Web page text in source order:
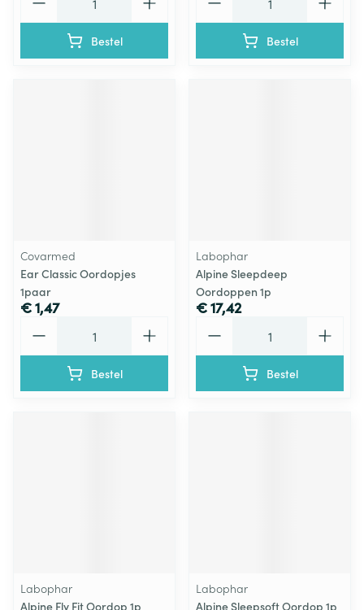
Bestel Bestel
Covarmed
Ear Classic Oordopjes
1paar
€ 1,47
Bestel
Labophar
Alpine Sleepdeep
Oordoppen 1p
€ 17,42
Bestel
Labophar
Alpine Fly Fit Oordop 1p
Labophar
Alpine Sleepsoft Oordop 1p